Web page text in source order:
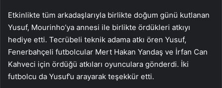
Etkinlikte tüm arkadaşlarıyla birlikte doğum günü kutlanan
Yusuf, Mourinho’ya annesi ile birlikte ördükleri atkıyı
hediye etti. Tecrübeli teknik adama atkı ören Yusuf,
Fenerbahçeli futbolcular Mert Hakan Yandaş ve İrfan Can
Kahveci için ördüğü atkıları oyunculara gönderdi. İki
futbolcu da Yusuf’u arayarak teşekkür etti.